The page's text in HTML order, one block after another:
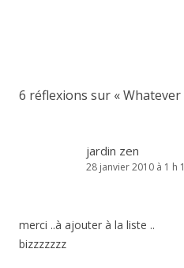
6 réflexions sur «Whatever
jardin zen
28 janvier 2010 à 1 h
merci ..à ajouter à la liste ..
bizzzzzzz